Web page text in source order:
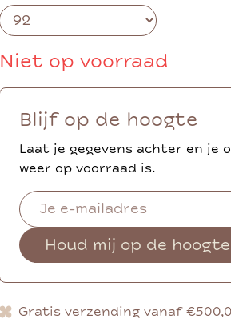
Niet op voorraad
Blijf op de hoogte
Laat je gegevens achter en
weer op voorraad is.
Houd mij op de hoogte
Gratis verzending vanaf